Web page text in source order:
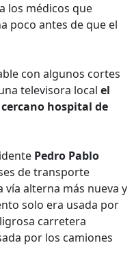
los médicos que
poco antes de que el
con algunos cortes
televisora local el
hospital de
Pedro Pablo
de transporte
alterna más nueva y
solo era usada por
carretera
por los camiones